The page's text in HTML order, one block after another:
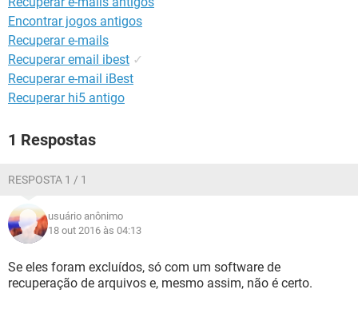
GUIA DE COMPRAS
Encontrar jogos antigos
Recuperar e-mails
Recuperar email ibest ✓
Recuperar e-mail iBest
Recuperar hi5 antigo
1 Respostas
RESPOSTA 1 / 1
usuário anônimo
18 out 2016 às 04:13
Se eles foram excluídos, só com um software de
recuperação de arquivos e, mesmo assim, não é certo.